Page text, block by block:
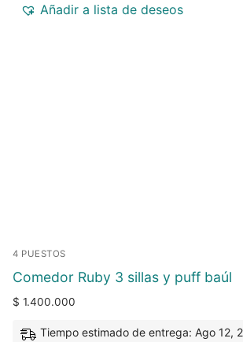
Añadir a lista de deseos
4 PUESTOS
Comedor Ruby 3 sillas y puff baúl
$ 1.400.000
Tiempo estimado de entrega: Ago 12,